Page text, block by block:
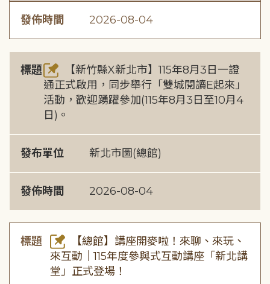
發佈時間 2026-08-04
標題
【新竹縣X新北市】115年8月3日一證
通正式啟用，同步舉行「雙城閱讀E起來」
活動，歡迎踴躍參加(115年8月3日至10月4
日)。
發布單位 新北市圖(總館)
發佈時間 2026-08-04
標題
【總館】講座開麥啦！來聊、來玩、
來互動｜115年度參與式互動講座「新北講
堂」正式登場！